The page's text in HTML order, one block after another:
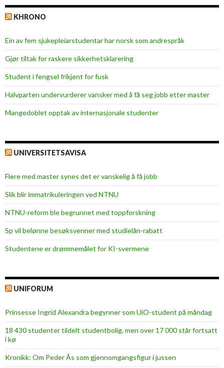
KHRONO
Ein av fem sjukepleiar­studentar har norsk som andrespråk
Gjør tiltak for raskere sikkerhets­klarering
Student i fengsel frikjent for fusk
Halvparten undervurderer vansker med å få seg jobb etter master
Mangedoblet opptak av internasjonale studenter
UNIVERSITETSAVISA
Flere med master synes det er vanskelig å få jobb
Slik blir immatrikuleringen ved NTNU
NTNU-reform ble begrunnet med toppforskning
Sp vil belønne besøksvenner med studielån-rabatt
Studentene er drømmemålet for KI-svermene
UNIFORUM
Prinsesse Ingrid Alexandra begynner som UiO-student på måndag
18 430 studenter tildelt studentbolig, men over 17 000 står fortsatt
i kø
Kronikk: Om Peder Ås som gjennomgangsfigur i jussen